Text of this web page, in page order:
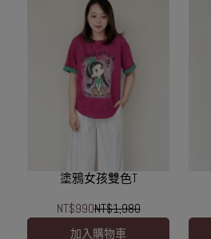
塗鴉女孩雙色T
NT$990NT$1,980
加入購物車